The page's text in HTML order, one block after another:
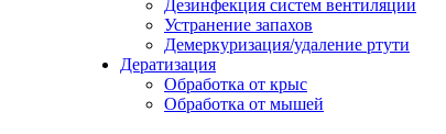
Дезинфекция систем вентиляции
Устранение запахов
Демеркуризация/удаление ртути
Дератизация
Обработка от крыс
Обработка от мышей